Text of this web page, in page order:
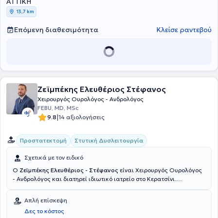
περιοδικά και έχει πραγματοποιήσει παρουσιάσεις σε πλήθος
συνεδρίων στην Ελλάδα και το εξωτερικό, συμβάλλοντας ενεργά
στην επιστημονική πρόοδο στον τομέα της ουρολογίας.
13,7 km
Επόμενη διαθεσιμότητα Κλείσε ραντεβού
Ζεϊμπέκης Ελευθέριος Στέφανος
Χειρουργός Ουρολόγος - Ανδρολόγος
FEBU, MD, MSc
9.8|14 αξιολογήσεις
Προστατεκτομή Στυτική Δυσλειτουργία
Σχετικά με τον ειδικό
Ο Ζεϊμπέκης Ελευθέριος - Στέφανος είναι Χειρουργός Ουρολόγος
- Ανδρολόγος και διατηρεί ιδιωτικό ιατρείο στο Κερατσίνι.
Medicine and Pharmacy έχοντας αποκτήσει το πτυχίο του. Στη
συνέχεια, έλαβε ειδικότητα Ουρολογίας στην Α' Πανεπιστημιακή
Ουρολογική Κλινική του Γενικού Νοσοκομείου Αθηνών "Λαϊκό" και
Απλή επίσκεψη
Δες το κόστος